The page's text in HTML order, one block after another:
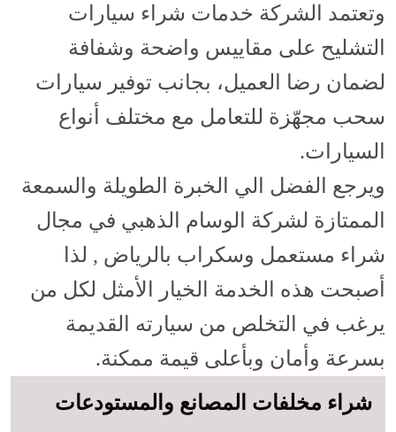
وتعتمد الشركة خدمات شراء سيارات
التشليح على مقاييس واضحة وشفافة
لضمان رضا العميل، بجانب توفير سيارات
سحب مجهّزة للتعامل مع مختلف أنواع
السيارات.
ويرجع الفضل الي الخبرة الطويلة والسمعة
الممتازة لشركة الوسام الذهبي في مجال
شراء مستعمل وسكراب بالرياض , لذا
أصبحت هذه الخدمة الخيار الأمثل لكل من
يرغب في التخلص من سيارته القديمة
بسرعة وأمان وبأعلى قيمة ممكنة.
شراء مخلفات المصانع والمستودعات